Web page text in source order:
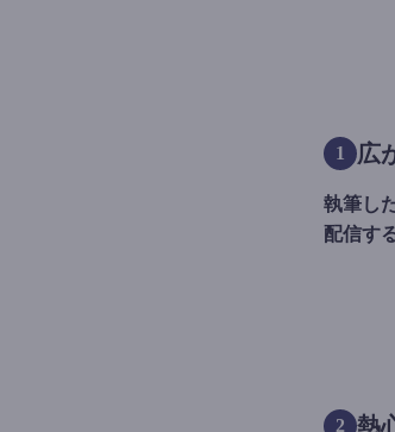
1 広
執筆し
配信す
2 熱